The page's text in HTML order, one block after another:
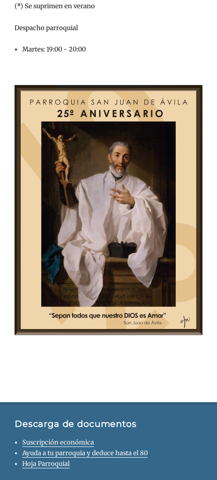
(*) Se suprimen en verano
Despacho parroquial
Martes: 19:00 - 20:00
Descarga de documentos
Suscripción económica
Ayuda a tu parroquia y deduce hasta el 80
Hoja Parroquial